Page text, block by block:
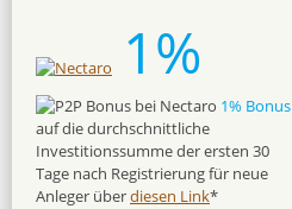
1%
1% Bonus
auf die durchschnittliche
Investitionssumme der ersten 30
Tage nach Registrierung für neue
Anleger überdiesen Link*